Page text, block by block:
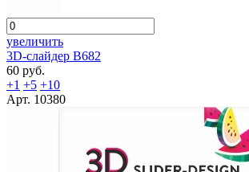
увеличить
3D-слайдер B682
60 руб.
+1 +5 +10
Арт. 10380